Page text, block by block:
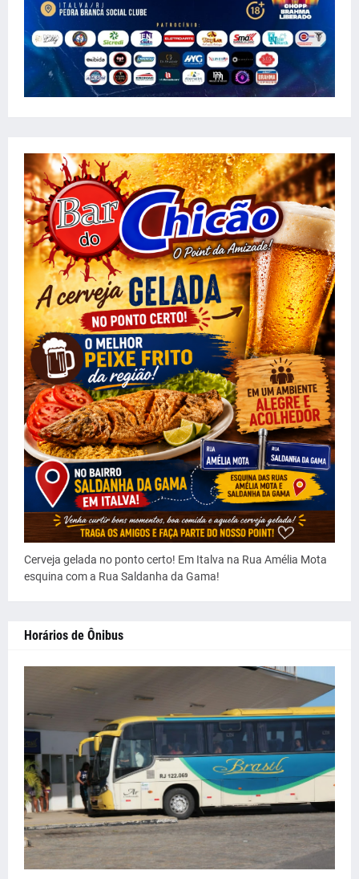
Cerveja gelada no ponto certo! Em Italva na Rua Amélia Mota
esquina com a Rua Saldanha da Gama!
Horários de Ônibus